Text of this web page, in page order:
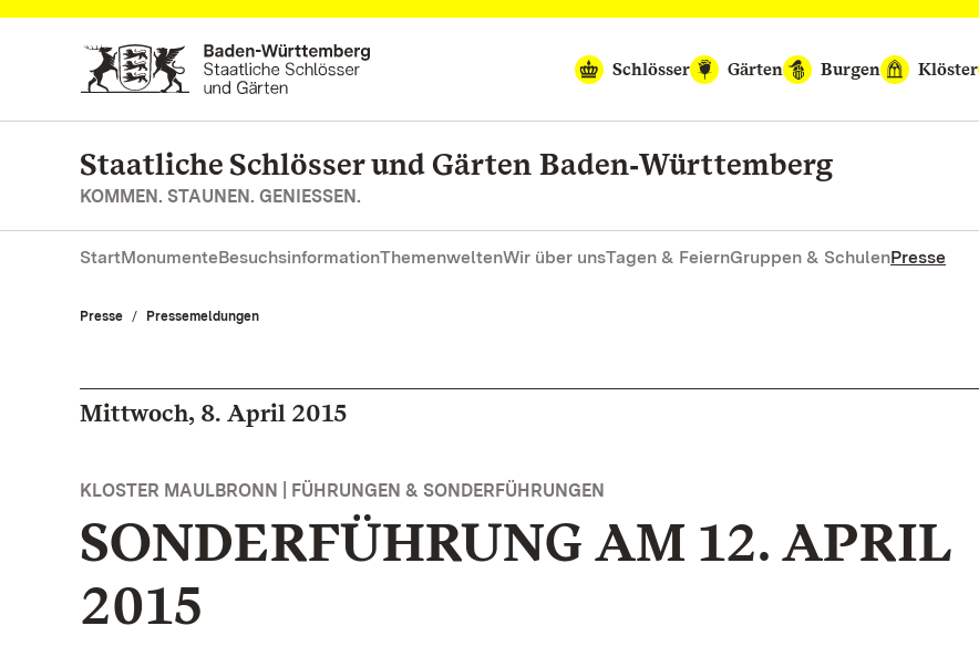
Zum Hauptinhalt springen
Schlösser
Gärten Burgen Klöster
Staatliche Schlösser und Gärten Baden‑Württemberg
KOMMEN. STAUNEN. GENIESSEN.
StartMonumenteBesuchsinformationThemenweltenWir über unsTagen & FeiernGruppen & SchulenPresse
Presse Pressemeldungen
Mittwoch, 8. April 2015
KLOSTER MAULBRONN | FÜHRUNGEN & SONDERFÜHRUNGEN
SONDERFÜHRUNG AM 12. APRIL
2015